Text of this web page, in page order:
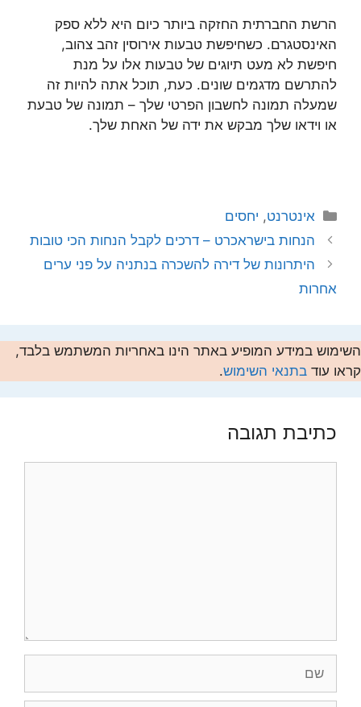
הרשת החברתית החזקה ביותר כיום היא ללא ספק
האינסטגרם. כשחיפשת טבעות אירוסין זהב צהוב,
חיפשת לא מעט תיוגים של טבעות אלו על מנת
להתרשם מדגמים שונים. כעת, תוכל אתה להיות זה
שמעלה תמונה לחשבון הפרטי שלך – תמונה של טבעת
או וידאו שלך מבקש את ידה של האחת שלך.
קטגוריות
אינטרנט, יחסים
הנחות בישראכרט – דרכים לקבל הנחות הכי טובות
היתרונות של דירה להשכרה בנתניה על פני ערים
אחרות
השימוש במידע המופיע באתר הינו באחריות המשתמש בלבד,
קראו עוד בתנאי השימוש.
כתיבת תגובה